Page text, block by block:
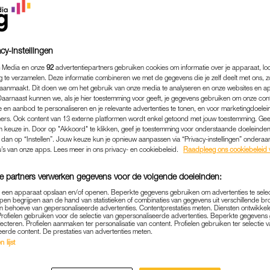
WERKTE OOK BIJ
GEVAARLIJKE MIX VAN
EN ANGST'
24-11-2022 | HAROON ALI
van ’DWDD’ willen allemaal duidelijk
instellingen
en onze 92 advertentiepartners gebruiken cookies om informatie over je apparaat,
te verzamelen. Deze informatie combineren we met de gegevens die je zelf deelt met ons,
Dit doen we om het gebruik van onze media te analyseren en onze websites en
kunnen we, als je hier toestemming voor geeft, je gegevens gebruiken om onze
en aanbod te personaliseren en je relevante advertenties te tonen, en voor
Ook content van 13 externe platformen wordt enkel getoond met jouw toestemming.
keuze in. Door op "Akkoord" te klikken, geef je toestemming voor onderstaande
op “Instellen”. Jouw keuze kun je opnieuw aanpassen via “Privacy-instellingen”
van onze apps. Lees meer in ons privacy- en cookiebeleid.
Raadpleeg ons cookiebeleid
partners verwerken gegevens voor de volgende doeleinden:
apparaat opslaan en/of openen. Beperkte gegevens gebruiken om advertenties te
begrijpen aan de hand van statistieken of combinaties van gegevens uit verschillende
behoeve van gepersonaliseerde advertenties. Contentprestaties meten. Diensten
gebruiken voor de selectie van gepersonaliseerde advertenties. Beperkte
Profielen aanmaken ter personalisatie van content. Profielen gebruiken ter selectie
content. De prestaties van advertenties meten.
lijst